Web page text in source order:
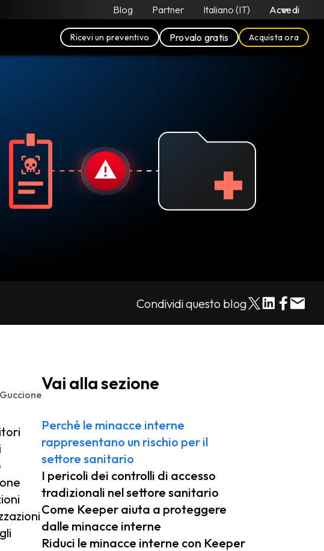
Blog Partner Italiano (IT) Accedi
Ricevi un preventivo Provalo gratis Acquista ora
Condividi questo blog
Vai alla sezione
Perché le minacce interne
rappresentano un rischio per il
settore sanitario
I pericoli dei controlli di accesso
tradizionali nel settore sanitario
Come Keeper aiuta a proteggere
dalle minacce interne
Riduci le minacce interne con Keeper